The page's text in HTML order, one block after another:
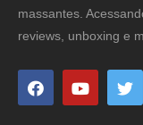
massantes.
reviews, unboxing e